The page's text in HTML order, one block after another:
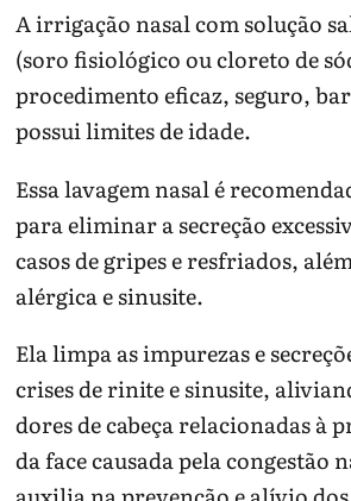
A irrigação nasal com solução
(soro fisiológico ou cloreto de
procedimento eficaz, seguro,
possui limites de idade.
Essa lavagem nasal é
para eliminar a secreção
casos de gripes e resfriados,
alérgica e sinusite.
Ela limpa as impurezas e
crises de rinite e sinusite,
dores de cabeça relacionadas à
da face causada pela congestão